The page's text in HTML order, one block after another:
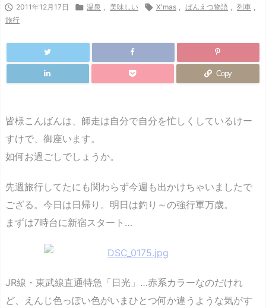
 2011年12月17日  温泉 , 美味しい  X'mas , ばんえつ物語 , 列車 ,
旅行
Copy
皆様こんばんは、師走は自分で自分を忙しくしているけー
すけで、御座います。
如何お過ごしでしょうか。
先週旅行してたにも関わらず今週も出かけちゃいましたで
ござる。今日は日帰り。明日は釣り～の強行軍万歳。
まずは7時台に新宿スタート…
JR線・東武線直通特急「日光」…赤系カラーなのだけれ
ど、えんじ色っぽい色がいまひとつ何か違うような気がす